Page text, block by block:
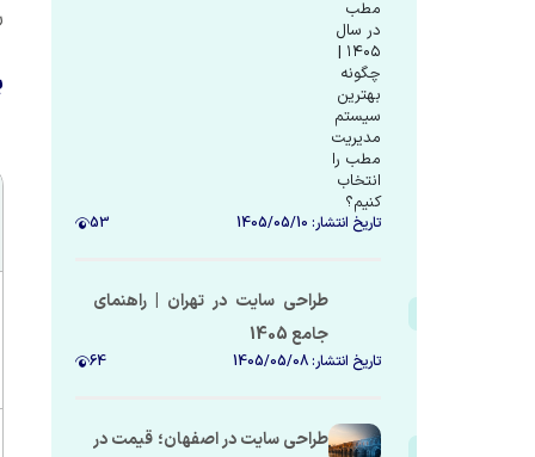
تاریخ انتشار: 1405/05/10
53
طراحی سایت در تهران | راهنمای
جامع 1405
تاریخ انتشار:1405/05/08
64
طراحی سایت در اصفهان؛ قیمت در